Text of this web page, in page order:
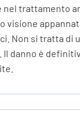
nel trattamento
visione
Non si tratta di
Il danno è